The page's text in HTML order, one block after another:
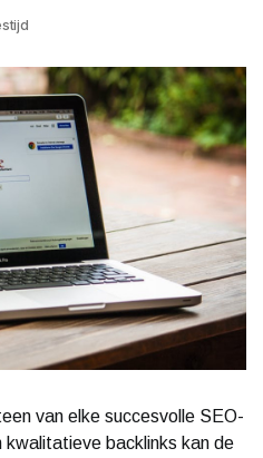
van elke succesvolle SEO-
backlinks kan de